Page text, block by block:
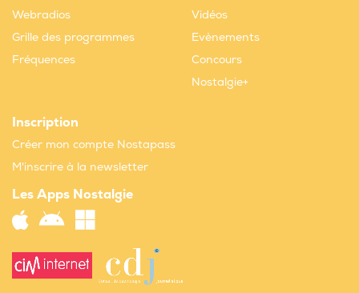
Webradios
Grille des programmes
Fréquences
Vidéos
Evènements
Concours
Nostalgie+
Inscription
Créer mon compte Nostapass
M'inscrire à la newsletter
Les Apps Nostalgie